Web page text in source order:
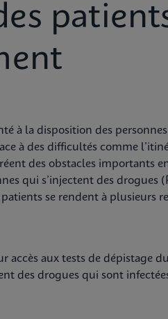
à la disposition des
à des difficultés comme
des obstacles importants
qui s’injectent des drogues
se rendent à plusieurs
aux tests de dépistage
des drogues qui sont